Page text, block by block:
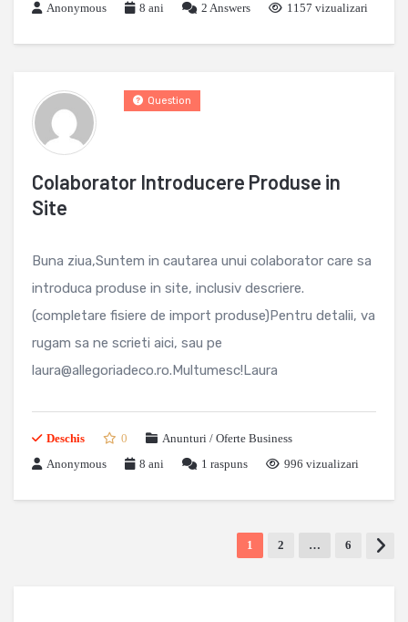
Anonymous
8 ani 2 Answers 1157 vizualizari
Colaborator Introducere Produse in
Site
Question
Buna ziua,Suntem in cautarea unui colaborator care sa
introduca produse in site, inclusiv descriere.
(completare fisiere de import produse)Pentru detalii, va
rugam sa ne scrieti aici, sau pe
laura@allegoriadeco.ro.Multumesc!Laura
Deschis 0
Anunturi / Oferte Business
Anonymous
8 ani 1 raspuns 996 vizualizari
1 2 … 6